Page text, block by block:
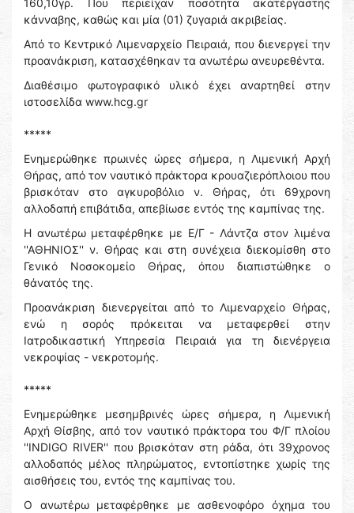
160,10γρ. Που περιείχαν ποσότητα ακατέργαστης
κάνναβης, καθώς και μία (01) ζυγαριά ακριβείας.
Από το Κεντρικό Λιμεναρχείο Πειραιά, που διενεργεί την
προανάκριση, κατασχέθηκαν τα ανωτέρω ανευρεθέντα.
Διαθέσιμο φωτογραφικό υλικό έχει αναρτηθεί στην
ιστοσελίδα www.hcg.gr
*****
Ενημερώθηκε πρωινές ώρες σήμερα, η Λιμενική Αρχή
Θήρας, από τον ναυτικό πράκτορα κρουαζιερόπλοιου που
βρισκόταν στο αγκυροβόλιο ν. Θήρας, ότι 69χρονη
αλλοδαπή επιβάτιδα, απεβίωσε εντός της καμπίνας της.
Η ανωτέρω μεταφέρθηκε με Ε/Γ - Λάντζα στον λιμένα
''ΑΘΗΝΙΟΣ'' ν. Θήρας και στη συνέχεια διεκομίσθη στο
Γενικό Νοσοκομείο Θήρας, όπου διαπιστώθηκε ο
θάνατός της.
Προανάκριση διενεργείται από το Λιμεναρχείο Θήρας,
ενώ η σορός πρόκειται να μεταφερθεί στην
Ιατροδικαστική Υπηρεσία Πειραιά για τη διενέργεια
νεκροψίας - νεκροτομής.
*****
Ενημερώθηκε μεσημβρινές ώρες σήμερα, η Λιμενική
Αρχή Θίσβης, από τον ναυτικό πράκτορα του Φ/Γ πλοίου
''INDIGO RIVER'' που βρισκόταν στη ράδα, ότι 39χρονος
αλλοδαπός μέλος πληρώματος, εντοπίστηκε χωρίς της
αισθήσεις του, εντός της καμπίνας του.
Ο ανωτέρω μεταφέρθηκε με ασθενοφόρο όχημα του